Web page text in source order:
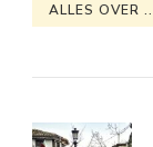
ALLES OVER